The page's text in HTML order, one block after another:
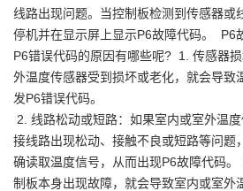
线路出现问题。当控制板检测到传感器或
停机并在显示屏上显示P6故障代码。 P6
P6错误代码的原因有哪些呢? 1. 传感器
外温度传感器受到损坏或老化，就会导致
发P6错误代码。
2. 线路松动或短路：如果室内或室外温
接线路出现松动、接触不良或短路等问题
确读取温度信号，从而出现P6故障代码
制板本身出现故障，就会导致室内或室外